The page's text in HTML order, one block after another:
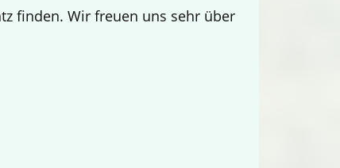
finden. Wir freuen uns sehr über